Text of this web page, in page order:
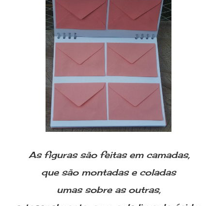
As figuras são feitas em camadas,
que são montadas e coladas
umas sobre as outras,